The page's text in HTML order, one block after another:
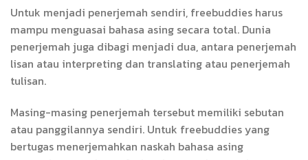
Untuk menjadi penerjemah sendiri, freebuddies harus
mampu menguasai bahasa asing secara total. Dunia
penerjemah juga dibagi menjadi dua, antara penerjemah
lisan atau interpreting dan translating atau penerjemah
tulisan.
Masing-masing penerjemah tersebut memiliki sebutan
atau panggilannya sendiri. Untuk freebuddies yang
bertugas menerjemahkan naskah bahasa asing